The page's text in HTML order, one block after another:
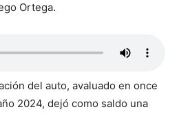
Ortega.
del auto, avaluado en once
2024, dejó como saldo una